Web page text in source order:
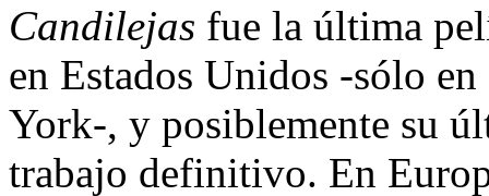
Candilejas fue la última
en Estados Unidos -sólo
York-, y posiblemente su
trabajo definitivo. En